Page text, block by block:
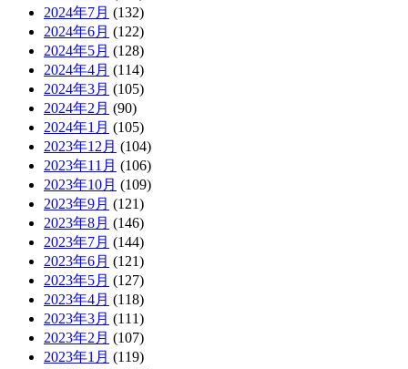
2024年7月 (132)
2024年6月 (122)
2024年5月 (128)
2024年4月 (114)
2024年3月 (105)
2024年2月 (90)
2024年1月 (105)
2023年12月 (104)
2023年11月 (106)
2023年10月 (109)
2023年9月 (121)
2023年8月 (146)
2023年7月 (144)
2023年6月 (121)
2023年5月 (127)
2023年4月 (118)
2023年3月 (111)
2023年2月 (107)
2023年1月 (119)